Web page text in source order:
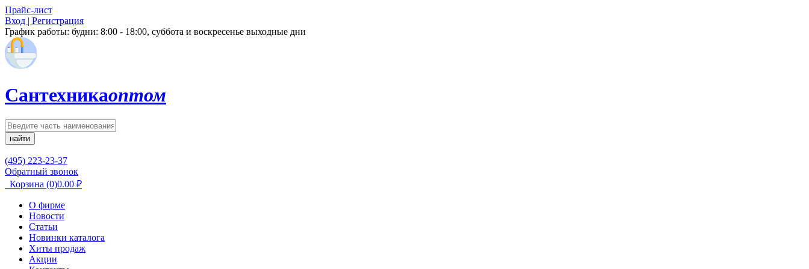
Прайс-лист
Вход | Регистрация
График работы: будни: 8:00 - 18:00, суббота и воскресенье выходные дни
Сантехникаоптом
найти
(495) 223-23-37
Обратный звонок
Корзина (0)0.00 ₽
О фирме
Новости
Статьи
Новинки каталога
Хиты продаж
Акции